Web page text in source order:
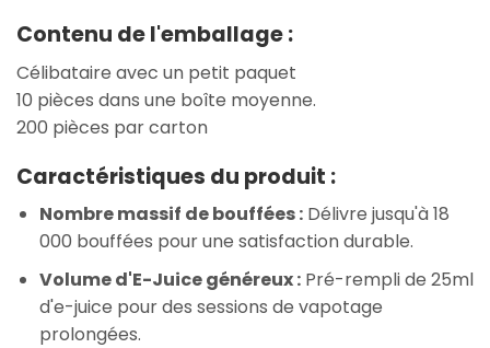
Contenu de l'emballage :
Célibataire avec un petit paquet
10 pièces dans une boîte moyenne.
200 pièces par carton
Caractéristiques du produit :
Nombre massif de bouffées :Délivre jusqu'à 18
000 bouffées pour une satisfaction durable.
Volume d'E-Juice généreux :Pré-rempli de 25ml
d'e-juice pour des sessions de vapotage
prolongées.